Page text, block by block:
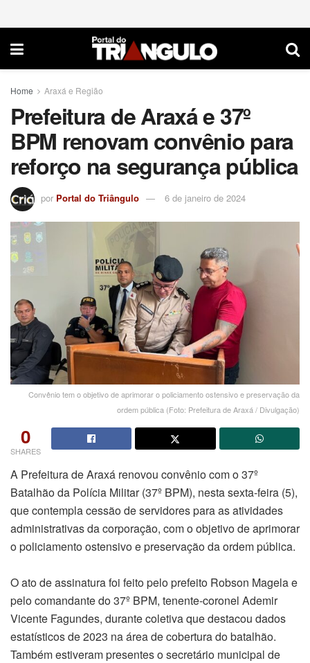
Home Araxá e Região
Prefeitura de Araxá e 37º
BPM renovam convênio para
reforço na segurança pública
por Portal do Triângulo 6 de janeiro de 2024
Convênio tem o objetivo de aprimorar o policiamento ostensivo e preservação da
ordem pública (Foto: Prefeitura de Araxá / Divulgação)
0
SHARES
A Prefeitura de Araxá renovou convênio com o 37º
Batalhão da Polícia Militar (37º BPM), nesta sexta-feira (5),
que contempla cessão de servidores para as atividades
administrativas da corporação, com o objetivo de aprimorar
o policiamento ostensivo e preservação da ordem pública.
O ato de assinatura foi feito pelo prefeito Robson Magela e
pelo comandante do 37º BPM, tenente-coronel Ademir
Vicente Fagundes, durante coletiva que destacou dados
estatísticos de 2023 na área de cobertura do batalhão.
Também estiveram presentes o secretário municipal de